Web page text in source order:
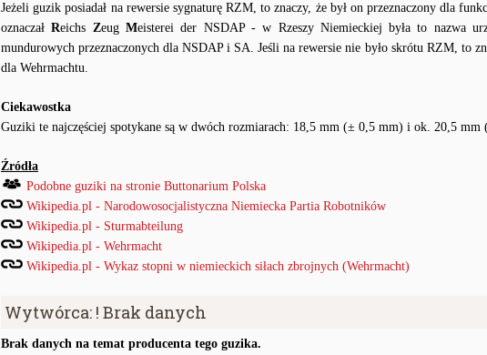
Jeżeli guzik posiadał na rewersie sygnaturę RZM, to znaczy, że był on przeznaczony dla
oznaczałReichs Zeug Meisterei der NSDAP - w Rzeszy Niemieckiej była to nazwa
mundurowych przeznaczonych dla NSDAP i SA. Jeśli na rewersie nie było skrótu RZM, to
dla Wehrmachtu.
Ciekawostka
Guziki te najczęściej spotykane są w dwóch rozmiarach: 18,5 mm (± 0,5 mm) i ok. 20,5 mm
Źródła
Podobne guziki na stronie Buttonarium Polska
Wikipedia.pl - Narodowosocjalistyczna Niemiecka Partia Robotników
Wikipedia.pl - Sturmabteilung
Wikipedia.pl - Wehrmacht
Wikipedia.pl - Wykaz stopni w niemieckich siłach zbrojnych (Wehrmacht)
Wytwórca: ! Brak danych
Brak danych na temat producenta tego guzika.